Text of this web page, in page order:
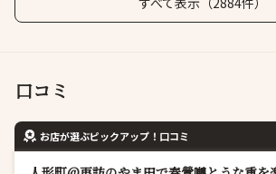
口コミ
お店が選ぶピックアップ！口コミ